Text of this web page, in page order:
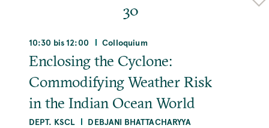
Museum für Naturkunde, Museum für
Naturkunde, Invalidenstraße 43, 10115 Berlin,
Deutschland
MEHR
30
10:30 bis 12:00 Colloquium
Enclosing the Cyclone:
Commodifying Weather Risk
in the Indian Ocean World
DEPT. KSCL
DEBJANI BHATTACHARYYA